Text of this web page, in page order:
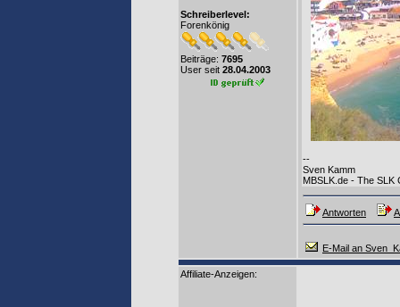
Schreiberlevel:
Forenkönig
Beiträge: 7695
User seit 28.04.2003
--
Sven Kamm
MBSLK.de - The SLK
Antworten
E-Mail an
Affiliate-Anzeigen: